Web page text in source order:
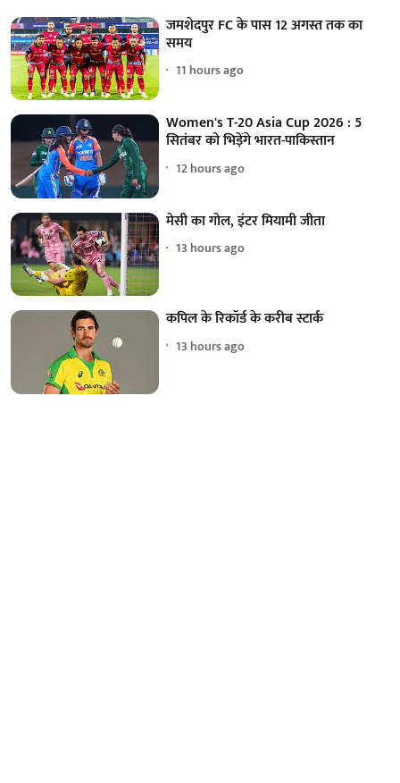
जमशेदपुर FC के पास 12 अगस्त तक का
समय
11 hours ago
Women's T-20 Asia Cup 2026 : 5
सितंबर को भिड़ेंगे भारत-पाकिस्तान
12 hours ago
मेसी का गोल, इंटर मियामी जीता
13 hours ago
कपिल के रिकॉर्ड के करीब स्टार्क
13 hours ago